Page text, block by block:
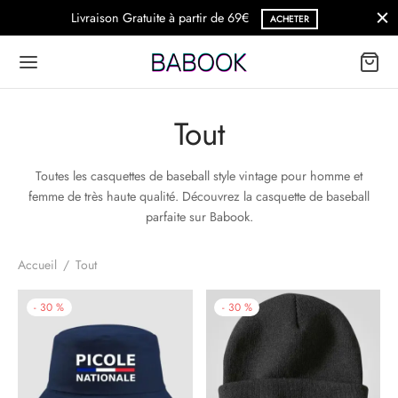
Livraison Gratuite à partir de 69€ ACHETER
Tout
Toutes les casquettes de baseball style vintage pour homme et
femme de très haute qualité. Découvrez la casquette de baseball
parfaite sur Babook.
Accueil / Tout
- 30 % - 30 %